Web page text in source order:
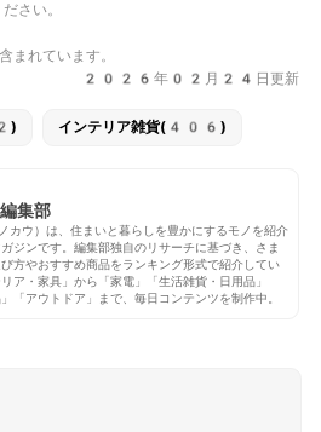
さい。
まれています。
2026年02月24日更新
インテリア雑貨(406)
集部
カウ）は、住まいと暮らしを豊かにするモノを紹介
ジンです。編集部独自のリサーチに基づき、さま
方やおすすめ商品をランキング形式で紹介してい
ア・家具」から「家電」「生活雑貨・日用品」
」「アウトドア」まで、毎日コンテンツを制作中。